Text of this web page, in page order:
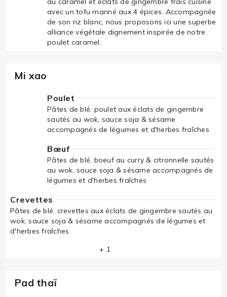
avec un tofu mariné aux 4 épices. Accompagnée
de son riz blanc, nous proposons ici une superbe
alliance végétale dignement inspirée de notre
poulet caramel.
Mi xao
Poulet
Pâtes de blé, poulet aux éclats de gingembre
sautés au wok, sauce soja & sésame
accompagnés de légumes et d'herbes fraîches
Bœuf
Pâtes de blé, boeuf au curry & citronnelle sautés
au wok, sauce soja & sésame accompagnés de
légumes et d'herbes fraîches
Crevettes
Pâtes de blé, crevettes aux éclats de gingembre sautés au
wok, sauce soja & sésame accompagnés de légumes et
d'herbes fraîches
+ 1
Pad thaï